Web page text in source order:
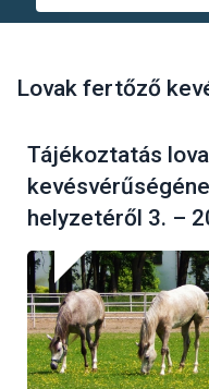
Lovak fertőző
Tájékoztatás
helyzetéről 3. –